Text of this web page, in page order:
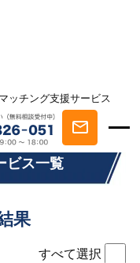
ッチング支援サービス
ビス一覧
果
すべて選択